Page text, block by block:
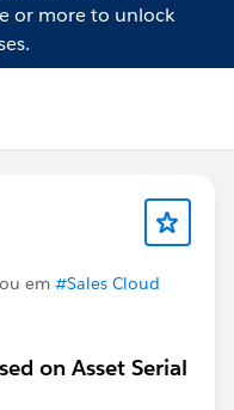
or more to unlock
em #Sales Cloud
on Asset Serial